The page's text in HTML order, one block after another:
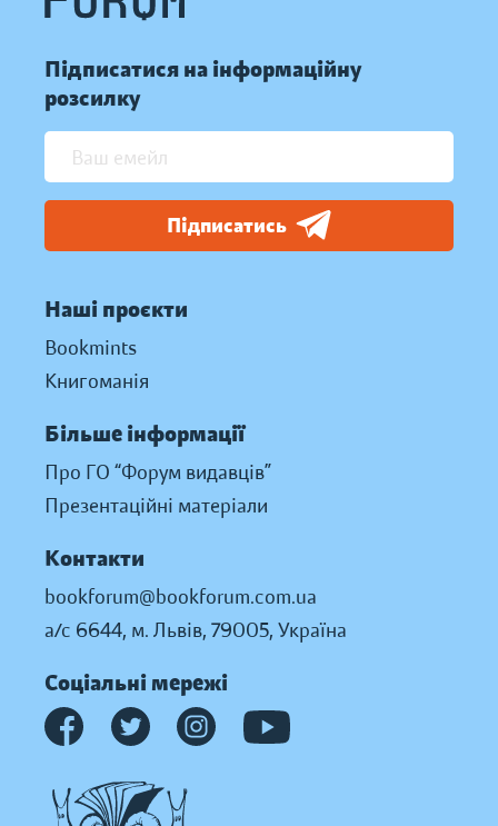
Підписатися на інформаційну
розсилку
Підписатись
Наші проєкти
Bookmints
Книгоманія
Більше інформації
Про ГО “Форум видавців”
Презентаційні матеріали
Контакти
bookforum@bookforum.com.ua
а/с 6644, м. Львів, 79005, Україна
Соціальні мережі